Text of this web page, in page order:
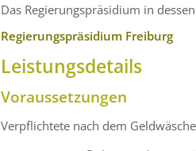
Das Regierungspräsidium in
Regierungspräsidium Freiburg
Leistungsdetails
Voraussetzungen
Verpflichtete nach dem